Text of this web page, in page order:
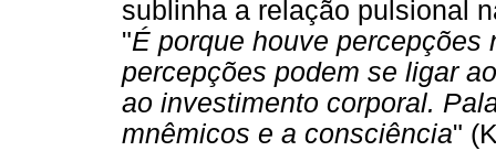
sublinha a relação pulsional
"É porque houve
percepções podem se ligar
ao investimento corporal.
mnêmicos e a consciência"